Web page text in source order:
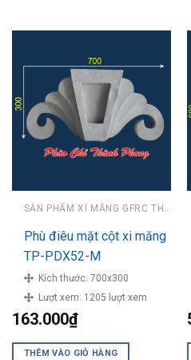
SẢN PHẨM XI MĂNG GFRC THÀNH PHONG
Phù điêu mặt cột xi măng
TP-PDX52-M
Kích thước: 700x300
Lượt xem: 1205 lượt xem
163.000₫
THÊM VÀO GIỎ HÀNG